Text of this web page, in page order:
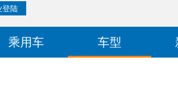
乘用车 车型